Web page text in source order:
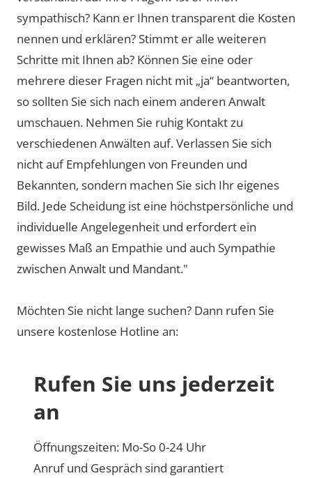
sympathisch? Kann er Ihnen transparent die Kosten
nennen und erklären? Stimmt er alle weiteren
Schritte mit Ihnen ab? Können Sie eine oder
mehrere dieser Fragen nicht mit „ja“ beantworten,
so sollten Sie sich nach einem anderen Anwalt
umschauen. Nehmen Sie ruhig Kontakt zu
verschiedenen Anwälten auf. Verlassen Sie sich
nicht auf Empfehlungen von Freunden und
Bekannten, sondern machen Sie sich Ihr eigenes
Bild. Jede Scheidung ist eine höchstpersönliche und
individuelle Angelegenheit und erfordert ein
gewisses Maß an Empathie und auch Sympathie
zwischen Anwalt und Mandant."
Möchten Sie nicht lange suchen? Dann rufen Sie
unsere kostenlose Hotline an:
Rufen Sie uns jederzeit
an
Öffnungszeiten: Mo-So 0-24 Uhr
Anruf und Gespräch sind garantiert